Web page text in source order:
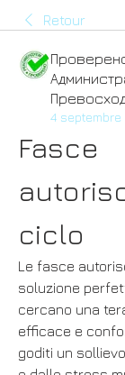
Retour
4 septembre
Fasce
ciclo
Le fasce
soluzione
cercano una
efficace e
goditi un